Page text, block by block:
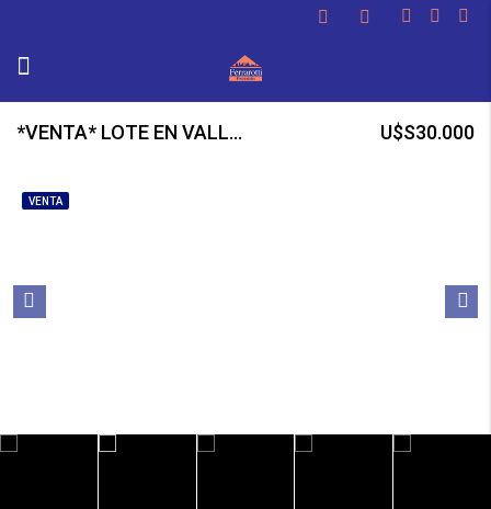
*VENTA* LOTE EN VALLE VERDE U$S30.000
VENTA